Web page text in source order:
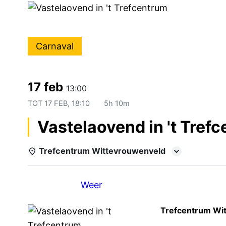
Carnaval
17 feb 13:00
TOT 17 FEB, 18:10 5h 10m
Vastelaovend in 't
Trefcentrum Wittevrouwenveld
Weer
Trefcentrum